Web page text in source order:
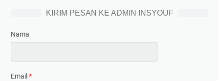
KIRIM PESAN KE ADMIN INSYOUF
Nama
Email *